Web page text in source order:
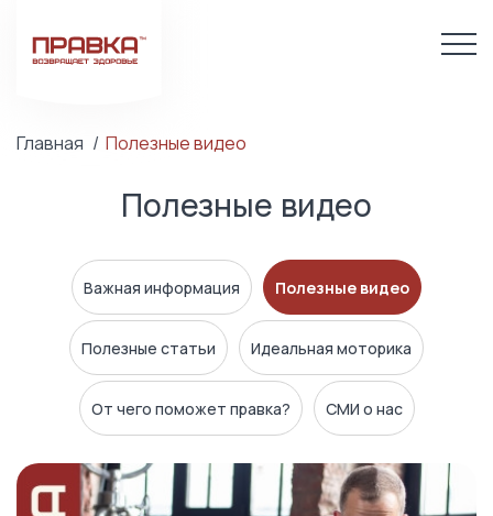
Главная Полезные видео
Полезные видео
Важная информация Полезные видео
Полезные статьи Идеальная моторика
От чего поможет правка? СМИ о нас